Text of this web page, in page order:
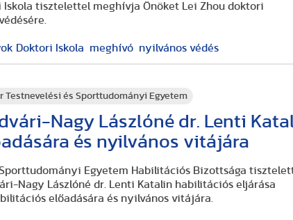
tisztelettel meghívja Önöket Lei Zhou doktori
Doktori Iskola meghívó nyilvános védés
Testnevelési és Sporttudományi Egyetem
Nagy Lászlóné dr. Lenti
és nyilvános vitájára
Egyetem Habilitációs Bizottsága
Nagy Lászlóné dr. Lenti Katalin habilitációs eljárása
előadására és nyilvános vitájára.